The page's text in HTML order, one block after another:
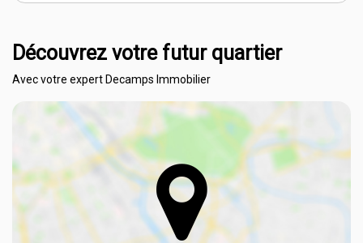
Découvrez votre futur quartier
Avec votre expert Decamps Immobilier